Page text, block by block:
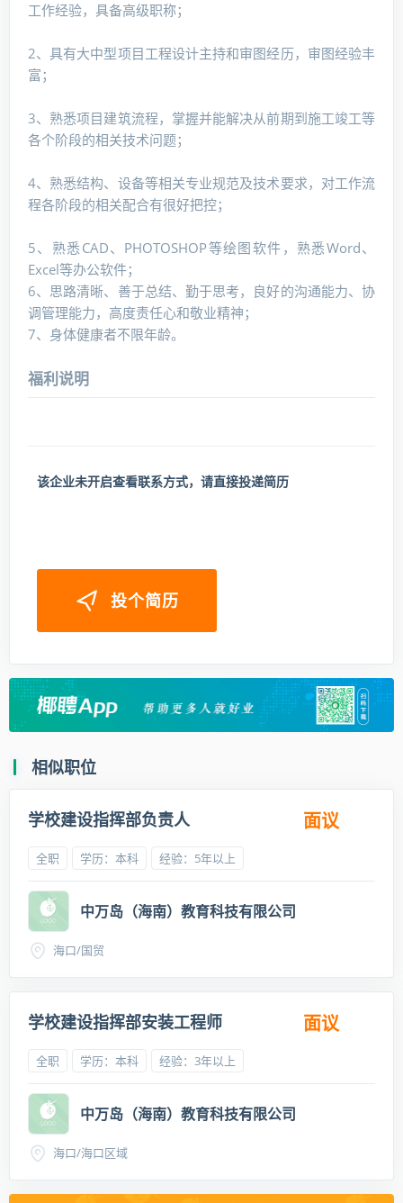
工作经验，具备高级职称；
2、具有大中型项目工程设计主持和审图经历，审图经验丰
富；
3、熟悉项目建筑流程，掌握并能解决从前期到施工竣工等
各个阶段的相关技术问题；
4、熟悉结构、设备等相关专业规范及技术要求，对工作流
程各阶段的相关配合有很好把控；
5、熟悉CAD、PHOTOSHOP等绘图软件，熟悉Word、
Excel等办公软件；
6、思路清晰、善于总结、勤于思考，良好的沟通能力、协
调管理能力，高度责任心和敬业精神；
7、身体健康者不限年龄。
福利说明
该企业未开启查看联系方式，请直接投递简历
投个简历
相似职位
面议
学校建设指挥部负责人
全职 学历：本科 经验：5年以上
中万岛（海南）教育科技有限公司
海口/国贸
面议
学校建设指挥部安装工程师
全职 学历：本科 经验：3年以上
中万岛（海南）教育科技有限公司
海口/海口区域